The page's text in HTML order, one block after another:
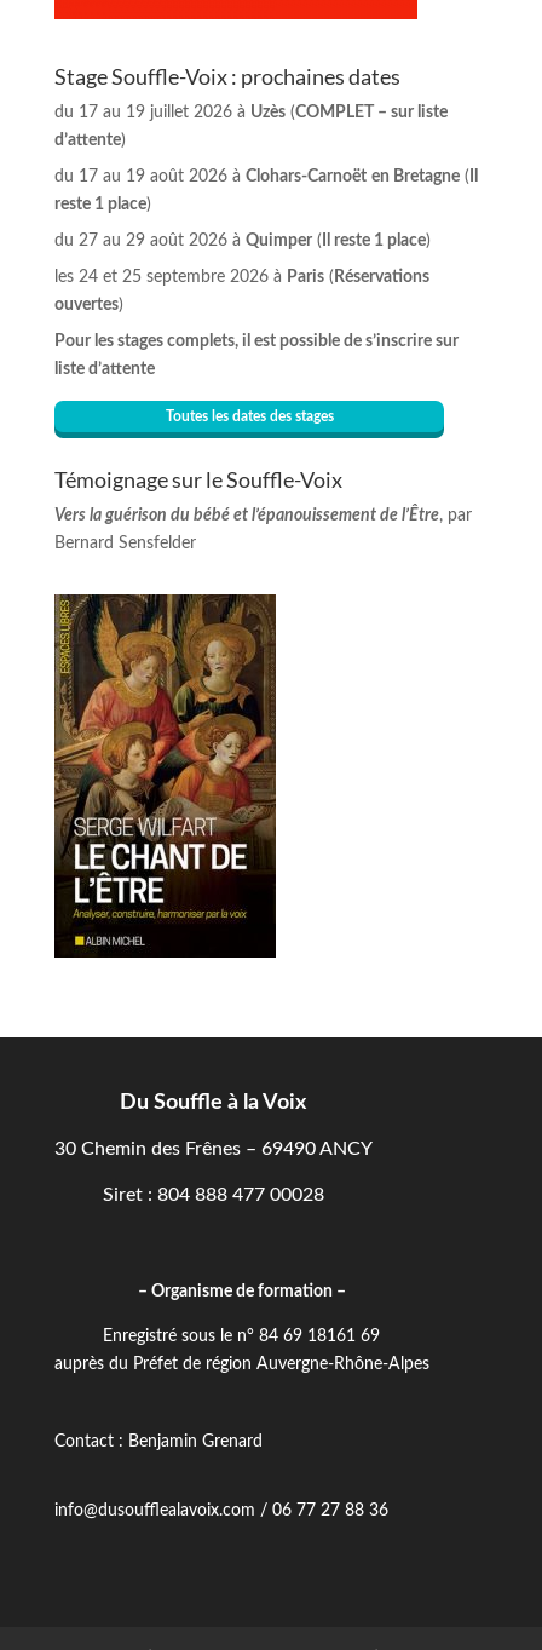
Stage Souffle-Voix : prochaines dates
du 17 au 19 juillet 2026 à Uzès(COMPLET – sur liste
d’attente)
du 17 au 19 août 2026 à Clohars-Carnoët en Bretagne(
reste 1 place)
du 27 au 29 août 2026 à Quimper( Il reste 1 place)
les 24 et 25 septembre 2026 à Paris( Réservations
ouvertes)
Pour les stages complets, il est possible de s’inscrire sur
liste d’attente
Toutes les dates des stages
Témoignage sur le Souffle-Voix
Vers la guérison du bébé et l’épanouissement de l’Être, par
Bernard Sensfelder
Du Souffle à la Voix
30 Chemin des Frênes – 69490 ANCY
Siret : 804 888 477 00028
– Organisme de formation –
Enregistré sous le n° 84 69 18161 69
auprès du Préfet de région Auvergne-Rhône-Alpes
Contact : Benjamin Grenard
info@dusoufflealavoix.com / 06 77 27 88 36